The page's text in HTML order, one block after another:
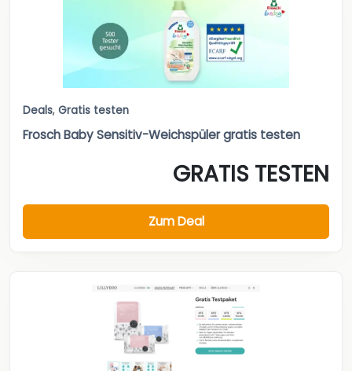
Deals, Gratis testen
Frosch Baby Sensitiv-Weichspüler gratis testen
GRATIS TESTEN
Zum Deal